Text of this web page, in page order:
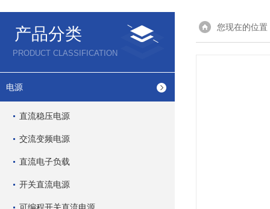
产品分类
PRODUCT CLASSIFICATION
电源
直流稳压电源
交流变频电源
直流电子负载
开关直流电源
您现在的位置